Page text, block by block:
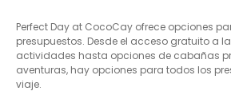
Perfect Day at CocoCay ofrece opciones
presupuestos. Desde el acceso gratuito a
actividades hasta opciones de cabañas
aventuras, hay opciones para todos los
viaje.